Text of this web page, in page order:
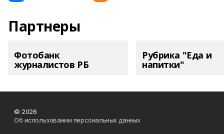
Партнеры
Фотобанк
журналистов РБ
Рубрика "Еда и
напитки"
© 2026
Об использовании персональных данных